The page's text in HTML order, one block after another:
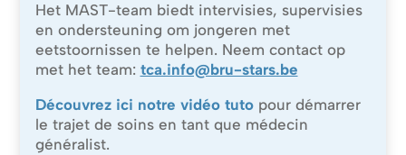
Het MAST-team biedt intervisies, supervisies
en ondersteuning om jongeren met
eetstoornissen te helpen. Neem contact op
met het team: tca.info@bru-stars.be
Découvrez ici notre vidéo tutopour démarrer
le trajet de soins en tant que médecin
généralist.